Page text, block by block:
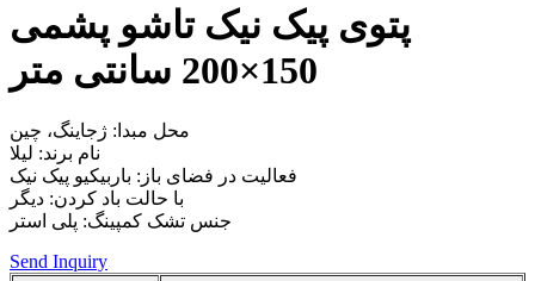
پتوی پیک نیک تاشو پشمی
150×200 سانتی متر
محل مبدا: ژجاینگ، چین
نام برند: لیلا
فعالیت در فضای باز: باربیکیو پیک نیک
با حالت باد کردن: دیگر
جنس تشک کمپینگ: پلی استر
Send Inquiry